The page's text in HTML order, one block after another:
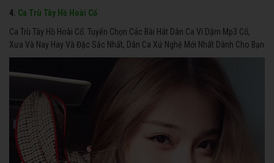
4. Ca Trù Tây Hồ Hoài Cổ
Ca Trù Tây Hồ Hoài Cổ. Tuyển Chọn Các Bài Hát Dân Ca Ví Dặm Mp3 Cổ,
Xưa Và Nay Hay Và Đặc Sắc Nhất, Dân Ca Xứ Nghệ Mới Nhất Dành Cho Bạn